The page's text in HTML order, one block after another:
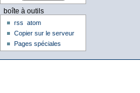
boîte à outils
rss
atom
Copier sur le serveur
Pages spéciales